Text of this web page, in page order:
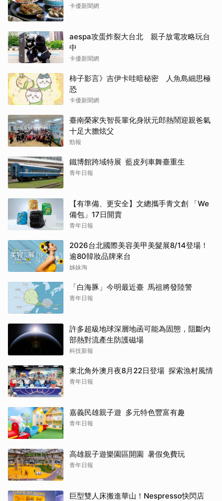
卡優新聞網
aespa攻蛋炸裂大台北 親子放電攻略玩台
中
卡優新聞網
柿子影言》吉伊卡哇暗秘密 人魚島細思極
恐
卡優新聞網
臺南榮家失智長輩化身狀元郎熱鬧迎親爸氣
十足大膽炫父
勁報
鐵博館跨域特展 藍皮列車舞臺重生
青年日報
【有準備、更安全】文總攜手青文創 「We
備包」17日開賣
青年日報
2026台北國際美容美甲美髮展8/14登場！
逾80韓妝品牌來台
姊妹淘
「白海豚」今明最近臺 馬祖將發陸警
青年日報
許多超級地球深層地函可能為固態，阻斷內
部熱對流產生防護磁場
科技新報
東北角外澳月夜8月22日登場 探索漁村風情
青年日報
嘉義民雄親子遊 多元特色豐富有趣
青年日報
高雄親子遊樂園區開園 暑假免費玩
青年日報
巨型雙人床搬進華山！Nespresso快閃店